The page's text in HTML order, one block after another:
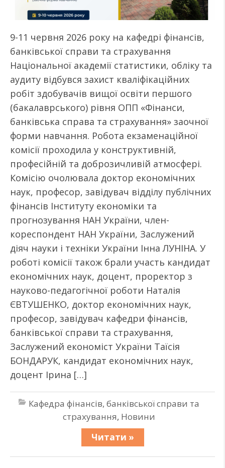
9-11 червня 2026 року на кафедрі фінансів,
банківської справи та страхування
Національної академії статистики, обліку та
аудиту відбувся захист кваліфікаційних
робіт здобувачів вищої освіти першого
(бакалаврського) рівня ОПП «Фінанси,
банківська справа та страхування» заочної
форми навчання. Робота екзаменаційної
комісії проходила у конструктивній,
професійній та доброзичливій атмосфері.
Комісію очолювала доктор економічних
наук, професор, завідувач відділу публічних
фінансів Інституту економіки та
прогнозування НАН України, член-
кореспондент НАН України, Заслужений
діяч науки і техніки України Інна ЛУНІНА. У
роботі комісії також брали участь кандидат
економічних наук, доцент, проректор з
науково-педагогічної роботи Наталія
ЄВТУШЕНКО, доктор економічних наук,
професор, завідувач кафедри фінансів,
банківської справи та страхування,
Заслужений економіст України Таїсія
БОНДАРУК, кандидат економічних наук,
доцент Ірина […]
Кафедра фінансів, банківської справи та
страхування, Новини
Читати »